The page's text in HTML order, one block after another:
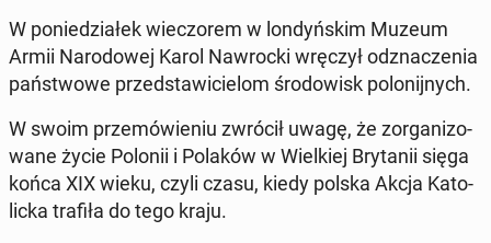
W po­nie­dzia­łek wie­czo­rem w lon­dyń­skim Muzeum
Armii Na­ro­do­wej Karol Na­wroc­ki wręczył od­zna­cze­nia
pań­stwo­we przed­sta­wi­cie­lom śro­do­wisk po­lo­nij­nych.
W swoim prze­mó­wie­niu zwrócił uwagę, że zor­ga­ni­zo­
wa­ne życie Polonii i Polaków w Wiel­kiej Bry­ta­nii sięga
końca XIX wieku, czyli czasu, kiedy polska Akcja Ka­to­
lic­ka trafiła do tego kraju.